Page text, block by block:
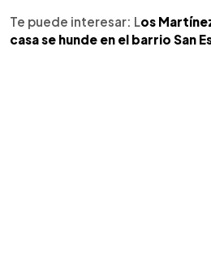
Te puede interesar: Los
casa se hunde en el barrio San